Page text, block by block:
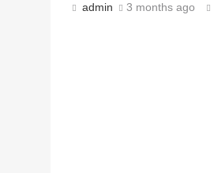
admin 3 months ago